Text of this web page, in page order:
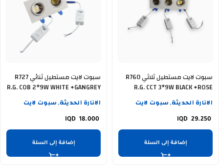
سبوت لايت مستطيل ثلاثي R760
R.G. CCT 3*9W BLACK +ROSE
GOLDEN
الانارة الحديثة, سبوت لايت
29.250
إضافة إلى السلة
سبوت لايت مستطيل ثنائي R727
R.G. COB 2*9W WHITE +GANGREY
2*9W
الانارة الحديثة, سبوت لايت
18.000
إضافة إلى السلة